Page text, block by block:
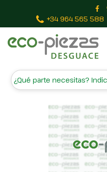
+34 964 565 588
DERECHO 4547300646